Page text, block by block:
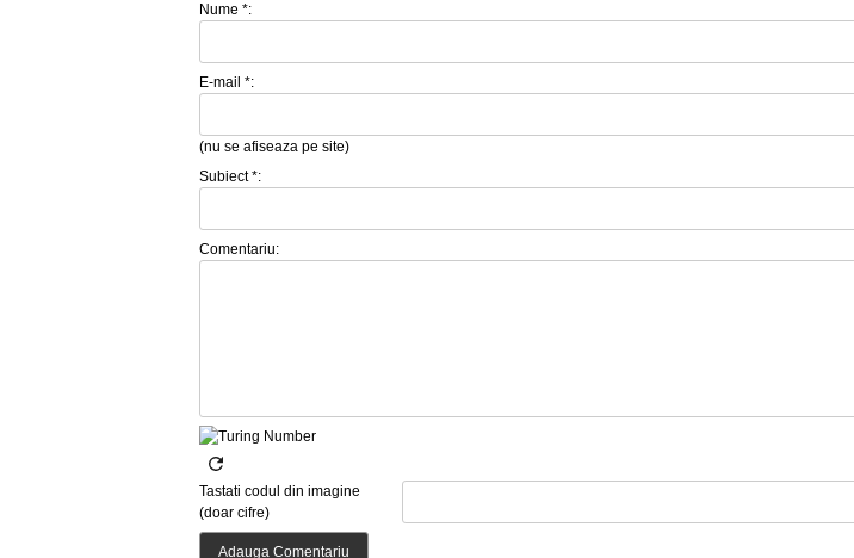
Nume *:
E-mail *:
(nu se afiseaza pe site)
Subiect *:
Comentariu:
Tastati codul din imagine
(doar cifre)